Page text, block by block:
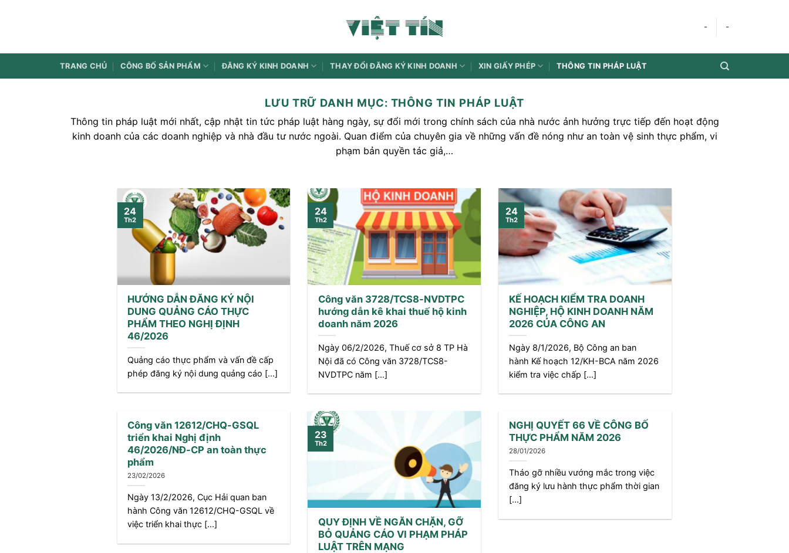
dung
- -
TRANG CHỦ CÔNG BỐ SẢN PHẨM ĐĂNG KÝ KINH DOANH THAY ĐỔI ĐĂNG KÝ KINH DOANH XIN GIẤY PHÉP THÔNG TIN PHÁP LUẬT
LƯU TRỮ DANH MỤC: THÔNG TIN PHÁP LUẬT
Thông tin pháp luật mới nhất, cập nhật tin tức pháp luật hàng ngày, sự đổi mới trong chính sách của nhà nước ảnh hưởng trực tiếp đến hoạt động
kinh doanh của các doanh nghiệp và nhà đầu tư nước ngoài. Quan điểm của chuyên gia về những vấn đề nóng như an toàn vệ sinh thực phẩm, vi
phạm bản quyền tác giả,…
HƯỚNG DẪN ĐĂNG KÝ NỘI
DUNG QUẢNG CÁO THỰC
PHẨM THEO NGHỊ ĐỊNH
46/2026
Quảng cáo thực phẩm và vấn đề cấp
phép đăng ký nội dung quảng cáo [...]
24
Th2
Công văn 3728/TCS8-NVDTPC
hướng dẫn kê khai thuế hộ kinh
doanh năm 2026
Ngày 06/2/2026, Thuế cơ sở 8 TP Hà
Nội đã có Công văn 3728/TCS8-
NVDTPC năm [...]
24
Th2
KẾ HOẠCH KIỂM TRA DOANH
NGHIỆP, HỘ KINH DOANH NĂM
2026 CỦA CÔNG AN
Ngày 8/1/2026, Bộ Công an ban
hành Kế hoạch 12/KH-BCA năm 2026
kiểm tra việc chấp [...]
24
Th2
Công văn 12612/CHQ-GSQL
triển khai Nghị định
46/2026/NĐ-CP an toàn thực
phẩm
23/02/2026
Ngày 13/2/2026, Cục Hải quan ban
hành Công văn 12612/CHQ-GSQL về
việc triển khai thực [...]
QUY ĐỊNH VỀ NGĂN CHẶN, GỠ
BỎ QUẢNG CÁO VI PHẠM PHÁP
LUẬT TRÊN MẠNG
23
Th2
NGHỊ QUYẾT 66 VỀ CÔNG BỐ
THỰC PHẨM NĂM 2026
28/01/2026
Tháo gỡ nhiều vướng mắc trong việc
đăng ký lưu hành thực phẩm thời gian
[...]